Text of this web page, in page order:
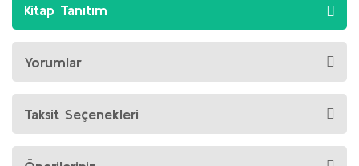
Kitap Tanıtım
Yorumlar
Taksit Seçenekleri